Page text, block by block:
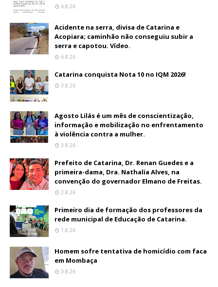
6.8.26
Acidente na serra, divisa de Catarina e
Acopiara; caminhão não conseguiu subir a
serra e capotou. Vídeo.
6.8.26
Catarina conquista Nota 10 no IQM 2026!
3.8.26
Agosto Lilás é um mês de conscientização,
informação e mobilização no enfrentamento
à violência contra a mulher.
3.8.26
Prefeito de Catarina, Dr. Renan Guedes e a
primeira-dama, Dra. Nathalia Alves, na
convenção do governador Elmano de Freitas.
2.8.26
Primeiro dia de formação dos professores da
rede municipal de Educação de Catarina.
1.8.26
Homem sofre tentativa de homicídio com faca
em Mombaça
3.8.26